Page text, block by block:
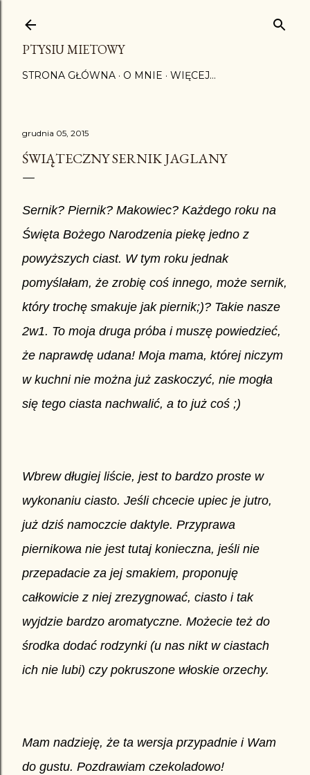
PTYSIU MIETOWY
STRONA GŁÓWNA O MNIE WIĘCEJ…
grudnia 05, 2015
ŚWIĄTECZNY SERNIK JAGLANY
Sernik? Piernik? Makowiec? Każdego roku na
Święta Bożego Narodzenia piekę jedno z
powyższych ciast. W tym roku jednak
pomyślałam, że zrobię coś innego, może sernik,
który trochę smakuje jak piernik;)? Takie nasze
2w1. To moja druga próba i muszę powiedzieć,
że naprawdę udana! Moja mama, której niczym
w kuchni nie można już zaskoczyć, nie mogła
się tego ciasta nachwalić, a to już coś ;)
Wbrew długiej liście, jest to bardzo proste w
wykonaniu ciasto. Jeśli chcecie upiec je jutro,
już dziś namoczcie daktyle. Przyprawa
piernikowa nie jest tutaj konieczna, jeśli nie
przepadacie za jej smakiem, proponuję
całkowicie z niej zrezygnować, ciasto i tak
wyjdzie bardzo aromatyczne. Możecie też do
środka dodać rodzynki (u nas nikt w ciastach
ich nie lubi) czy pokruszone włoskie orzechy.
Mam nadzieję, że ta wersja przypadnie i Wam
do gustu. Pozdrawiam czekoladowo!